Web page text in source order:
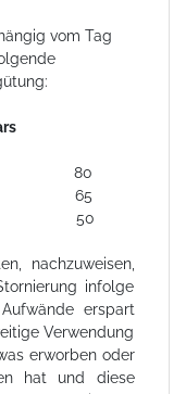
vom Tag
80
65
50
nachzuweisen,
infolge
erspart
Verwendung
erworben oder
hat und diese